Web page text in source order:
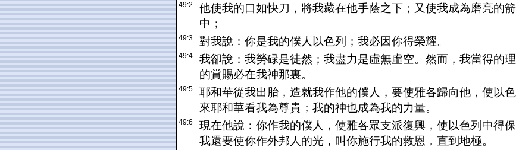
49:2
他使我的口如快刀，將我藏在他手蔭之下；又使我成為磨亮的
中；
49:3 對我說：你是我的僕人以色列；我必因你得榮耀。
49:4
我卻說：我勞碌是徒然；我盡力是虛無虛空。然而，我當得的
的賞賜必在我神那裏。
49:5
耶和華從我出胎，造就我作他的僕人，要使雅各歸向他，使以
來耶和華看我為尊貴；我的神也成為我的力量。
49:6
現在他說：你作我的僕人，使雅各眾支派復興，使以色列中得
我還要使你作外邦人的光，叫你施行我的救恩，直到地極。